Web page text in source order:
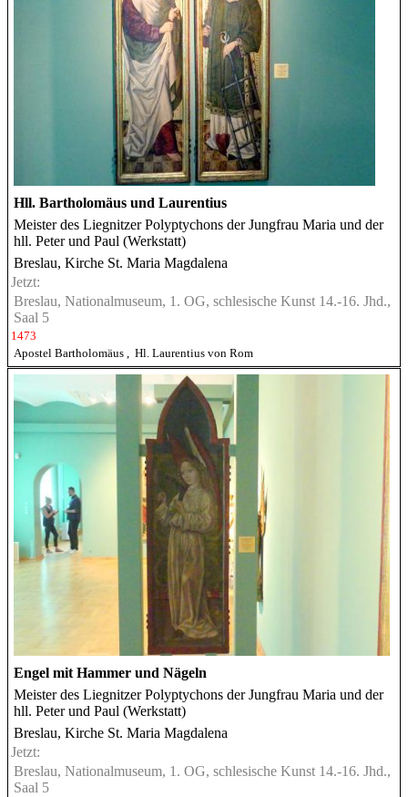
Hll. Bartholomäus und Laurentius
Meister des Liegnitzer Polyptychons der Jungfrau Maria und der
hll. Peter und Paul (Werkstatt)
Breslau, Kirche St. Maria Magdalena
Jetzt:
Breslau, Nationalmuseum, 1. OG, schlesische Kunst 14.-16. Jhd.,
Saal 5
1473
Apostel Bartholomäus
Hl. Laurentius von Rom
Engel mit Hammer und Nägeln
Meister des Liegnitzer Polyptychons der Jungfrau Maria und der
hll. Peter und Paul (Werkstatt)
Breslau, Kirche St. Maria Magdalena
Jetzt:
Breslau, Nationalmuseum, 1. OG, schlesische Kunst 14.-16. Jhd.,
Saal 5